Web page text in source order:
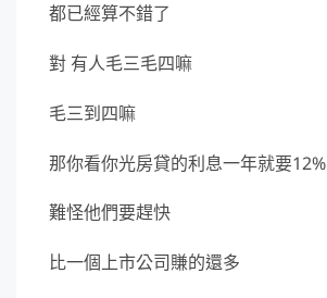
都已經算不錯了
對 有人毛三毛四嘛
毛三到四嘛
那你看你光房貸的利息一年就要12%
難怪他們要趕快
比一個上市公司賺的還多